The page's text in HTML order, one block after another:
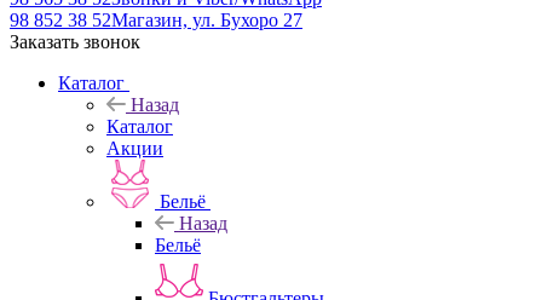
98 852 38 52Магазин, ул. Бухоро 27
Заказать звонок
Каталог
Назад
Каталог
Акции
Бельё
Назад
Бельё